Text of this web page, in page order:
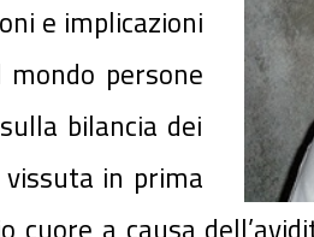
e implicazioni
persone
bilancia dei
in prima